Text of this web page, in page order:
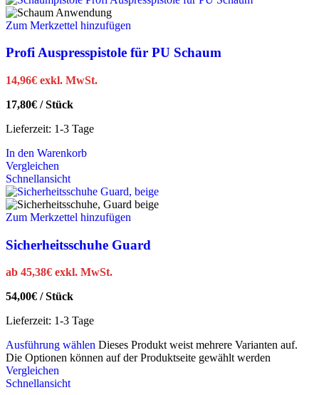
Zum Merkzettel hinzufügen
Profi Auspresspistole für PU Schaum
14,96€ exkl. MwSt.
17,80€ /Stück
Lieferzeit: 1-3 Tage
In den Warenkorb
Vergleichen
Schnellansicht
Zum Merkzettel hinzufügen
Sicherheitsschuhe Guard
ab 45,38€ exkl. MwSt.
54,00€ /Stück
Lieferzeit: 1-3 Tage
Ausführung wählen Dieses Produkt weist mehrere Varianten auf.
Die Optionen können auf der Produktseite gewählt werden
Vergleichen
Schnellansicht